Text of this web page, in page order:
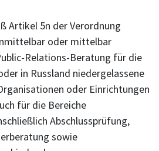
Artikel 5n der Verordnung
oder mittelbar
Relations-Beratung für die
in Russland niedergelassene
oder Einrichtungen
für die Bereiche
Abschlussprüfung,
sowie